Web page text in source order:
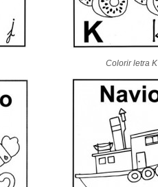
Colorir letra K